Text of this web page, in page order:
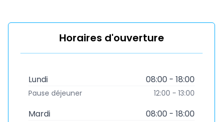
Horaires d'ouverture
Lundi 08:00 - 18:00
Pause déjeuner 12:00 - 13:00
Mardi 08:00 - 18:00